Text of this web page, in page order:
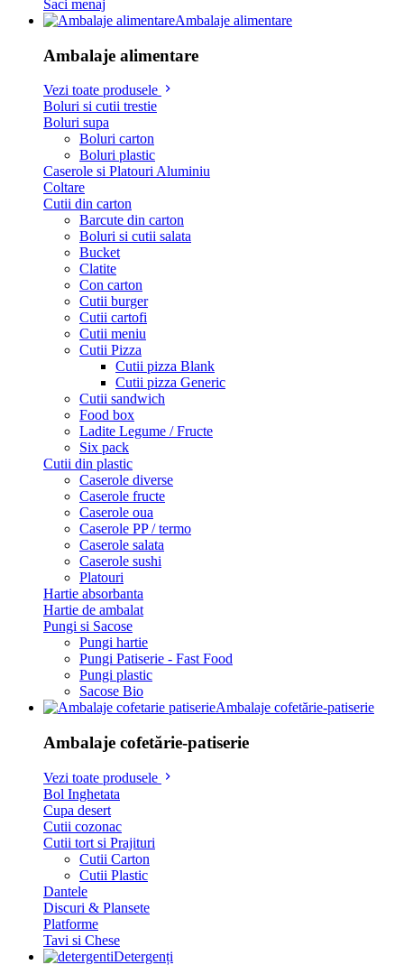
Saci menaj
Ambalaje alimentare
Ambalaje alimentare
Vezi toate produsele
Boluri si cutii trestie
Boluri supa
Boluri carton
Boluri plastic
Caserole si Platouri Aluminiu
Coltare
Cutii din carton
Barcute din carton
Boluri si cutii salata
Bucket
Clatite
Con carton
Cutii burger
Cutii cartofi
Cutii meniu
Cutii Pizza
Cutii pizza Blank
Cutii pizza Generic
Cutii sandwich
Food box
Ladite Legume / Fructe
Six pack
Cutii din plastic
Caserole diverse
Caserole fructe
Caserole oua
Caserole PP / termo
Caserole salata
Caserole sushi
Platouri
Hartie absorbanta
Hartie de ambalat
Pungi si Sacose
Pungi hartie
Pungi Patiserie - Fast Food
Pungi plastic
Sacose Bio
Ambalaje cofetărie-patiserie
Ambalaje cofetărie-patiserie
Vezi toate produsele
Bol Inghetata
Cupa desert
Cutii cozonac
Cutii tort si Prajituri
Cutii Carton
Cutii Plastic
Dantele
Discuri & Plansete
Platforme
Tavi si Chese
Detergenți